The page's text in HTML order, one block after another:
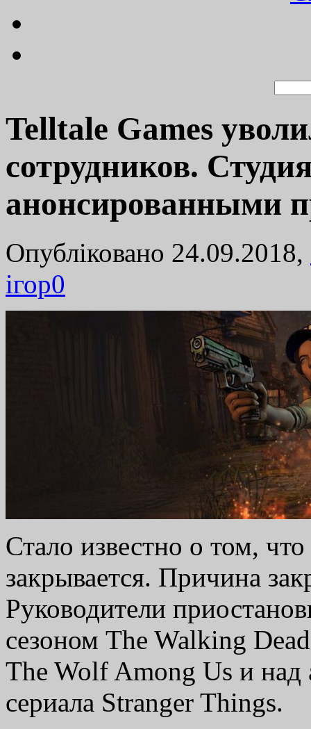
Telltale Games
сотрудников.
анонсированными
Опубліковано 24.09.2018,
ігор0
Стало известно о том,
закрывается. Причина
Руководители
сезоном The Walking
The Wolf Among Us и над
сериала Stranger Things.